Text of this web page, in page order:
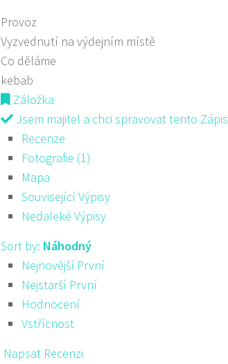
Provoz
Vyzvednutí na výdejním místě
Co děláme
kebab
Záložka
Jsem majitel a chci spravovat tento Zápis
Recenze
Fotografie (1)
Mapa
Související Výpisy
Nedaleké Výpisy
Sort by: Náhodný
Nejnovější První
Nejstarší První
Hodnocení
Vstřícnost
Napsat Recenzi